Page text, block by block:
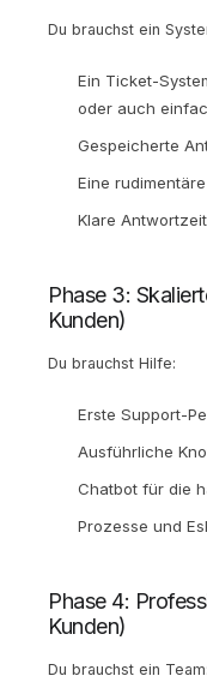
Du brauchst ein
Ein Ticket-
oder auch
Gespeicherte
Eine
Klare
Phase 3:
Kunden)
Du brauchst Hilfe:
Erste Support-
Ausführliche
Chatbot für die
Prozesse und
Phase 4:
Kunden)
Du brauchst ein Team: